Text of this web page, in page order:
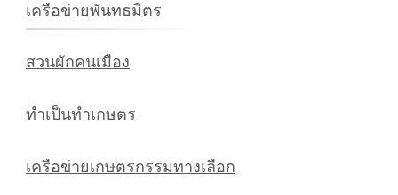
เครือข่ายพันทธมิตร
สวนผักคนเมือง
ทำเป็นทำเกษตร
เครือข่ายเกษตรกรรมทางเลือก